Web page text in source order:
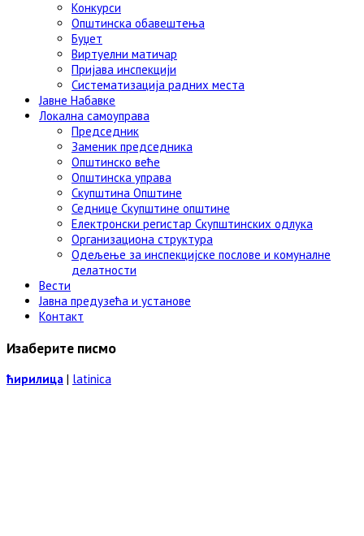
Конкурси
Општинска обавештења
Буџет
Виртуелни матичар
Пријава инспекцији
Систематизација радних места
Јавне Набавке
Локална самоуправа
Председник
Заменик председника
Општинско веће
Општинска управа
Скупштина Општине
Седнице Скупштине општине
Електронски регистар Скупштинских одлука
Организациона структура
Одељење за инспекцијске послове и комуналне
делатности
Вести
Јавна предузећа и установе
Контакт
Изаберите писмо
ћирилица | latinica